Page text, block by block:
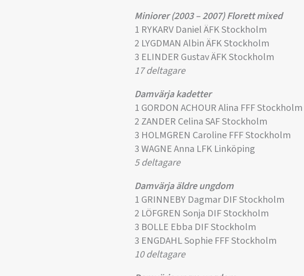
Miniorer (2003 – 2007) Florett mixed
1 RYKARV Daniel ÄFK Stockholm
2 LYGDMAN Albin ÄFK Stockholm
3 ELINDER Gustav ÄFK Stockholm
17 deltagare
Damvärja kadetter
1 GORDON ACHOUR Alina FFF Stockholm
2 ZANDER Celina SAF Stockholm
3 HOLMGREN Caroline FFF Stockholm
3 WAGNE Anna LFK Linköping
5 deltagare
Damvärja äldre ungdom
1 GRINNEBY Dagmar DIF Stockholm
2 LÖFGREN Sonja DIF Stockholm
3 BOLLE Ebba DIF Stockholm
3 ENGDAHL Sophie FFF Stockholm
10 deltagare